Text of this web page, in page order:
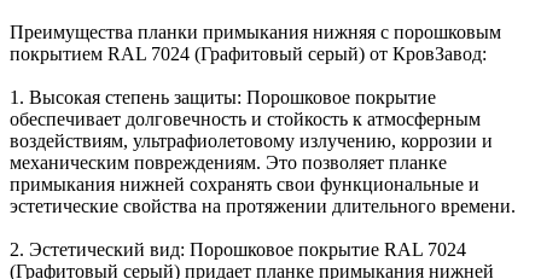
Преимущества планки примыкания нижняя с порошковым
покрытием RAL 7024 (Графитовый серый) от КровЗавод:
1. Высокая степень защиты: Порошковое покрытие
обеспечивает долговечность и стойкость к атмосферным
воздействиям, ультрафиолетовому излучению, коррозии и
механическим повреждениям. Это позволяет планке
примыкания нижней сохранять свои функциональные и
эстетические свойства на протяжении длительного времени.
2. Эстетический вид: Порошковое покрытие RAL 7024
(Графитовый серый) придает планке примыкания нижней